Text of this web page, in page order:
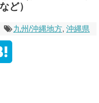
ど）
九州/沖縄地方,沖縄県